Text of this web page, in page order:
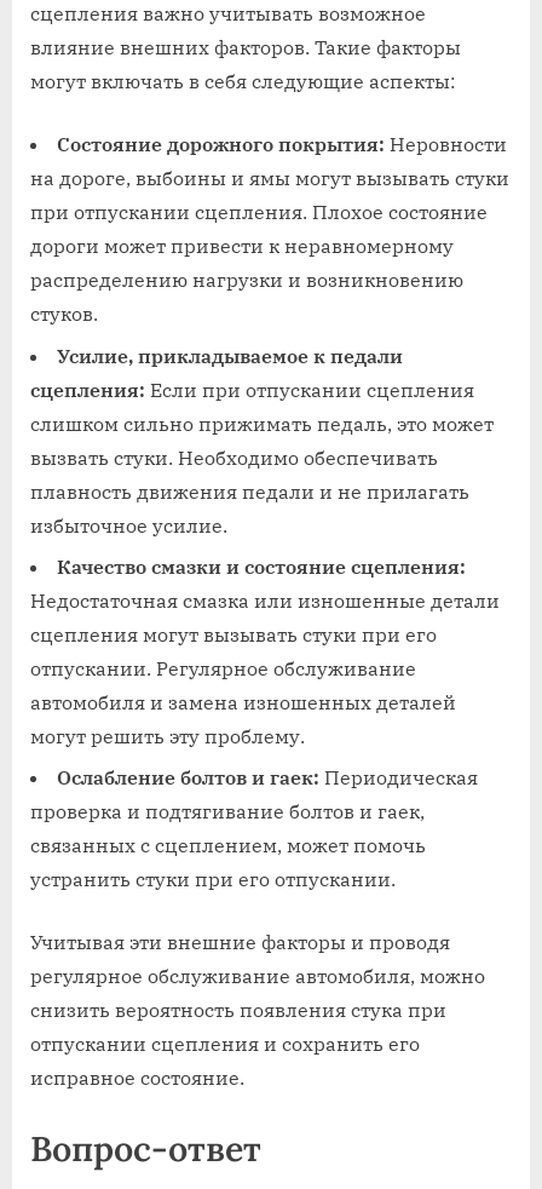
сцепления важно учитывать возможное
влияние внешних факторов. Такие факторы
могут включать в себя следующие аспекты:
Состояние дорожного покрытия: Неровности
на дороге, выбоины и ямы могут вызывать стуки
при отпускании сцепления. Плохое состояние
дороги может привести к неравномерному
распределению нагрузки и возникновению
стуков.
Усилие, прикладываемое к педали
сцепления: Если при отпускании сцепления
слишком сильно прижимать педаль, это может
вызвать стуки. Необходимо обеспечивать
плавность движения педали и не прилагать
избыточное усилие.
Качество смазки и состояние сцепления:
Недостаточная смазка или изношенные детали
сцепления могут вызывать стуки при его
отпускании. Регулярное обслуживание
автомобиля и замена изношенных деталей
могут решить эту проблему.
Ослабление болтов и гаек: Периодическая
проверка и подтягивание болтов и гаек,
связанных с сцеплением, может помочь
устранить стуки при его отпускании.
Учитывая эти внешние факторы и проводя
регулярное обслуживание автомобиля, можно
снизить вероятность появления стука при
отпускании сцепления и сохранить его
исправное состояние.
Вопрос-ответ